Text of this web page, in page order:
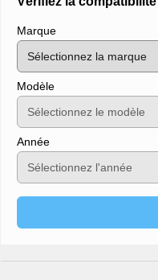
Marque
Modèle
Année